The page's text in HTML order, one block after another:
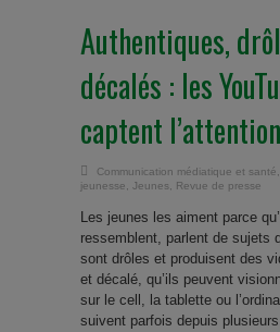
Authentiques,
décalés : les
captent
Communication médiatique et santé
jeunesse
Jeunes Revue de presse
Les jeunes les aiment parce
ressemblent, parlent de sujets
sont drôles et produisent des
et décalé, qu’ils peuvent
sur le cell, la tablette ou
suivent parfois depuis